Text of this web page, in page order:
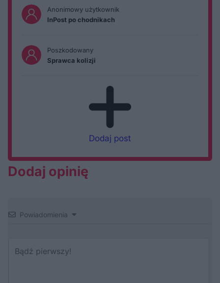
Anonimowy użytkownik
InPost po chodnikach
Poszkodowany
Sprawca kolizji
Dodaj post
Dodaj opinię
Powiadomienia